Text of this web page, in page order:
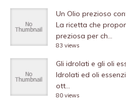
Un Olio prezioso
La ricetta che
preziosa per ch...
83 views
Gli idrolati e gli oli
Idrolati ed oli
ott...
80 views